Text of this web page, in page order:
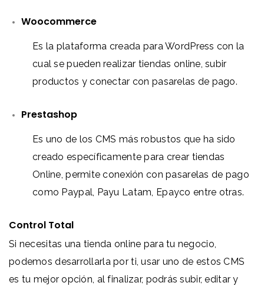
Woocommerce
Es la plataforma creada para WordPress con la
cual se pueden realizar tiendas online, subir
productos y conectar con pasarelas de pago.
Prestashop
Es uno de los CMS más robustos que ha sido
creado específicamente para crear tiendas
Online, permite conexión con pasarelas de pago
como Paypal, Payu Latam, Epayco entre otras.
Control Total
Si necesitas una tienda online para tu negocio,
podemos desarrollarla por ti, usar uno de estos CMS
es tu mejor opción, al finalizar, podrás subir, editar y